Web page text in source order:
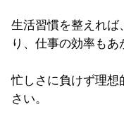
生活習慣を整えれば
り、仕事の効率もあ
忙しさに負けず理想
さい。